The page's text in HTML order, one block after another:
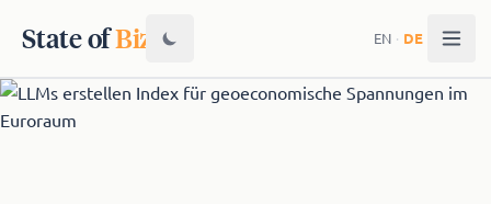
State ofBiz EN · DE